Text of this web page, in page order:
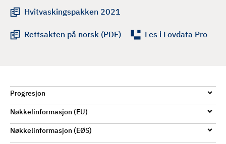
Hvitvaskingspakken 2021
Rettsakten på norsk (PDF) Les i Lovdata Pro
Progresjon
Nøkkelinformasjon (EU)
Nøkkelinformasjon (EØS)